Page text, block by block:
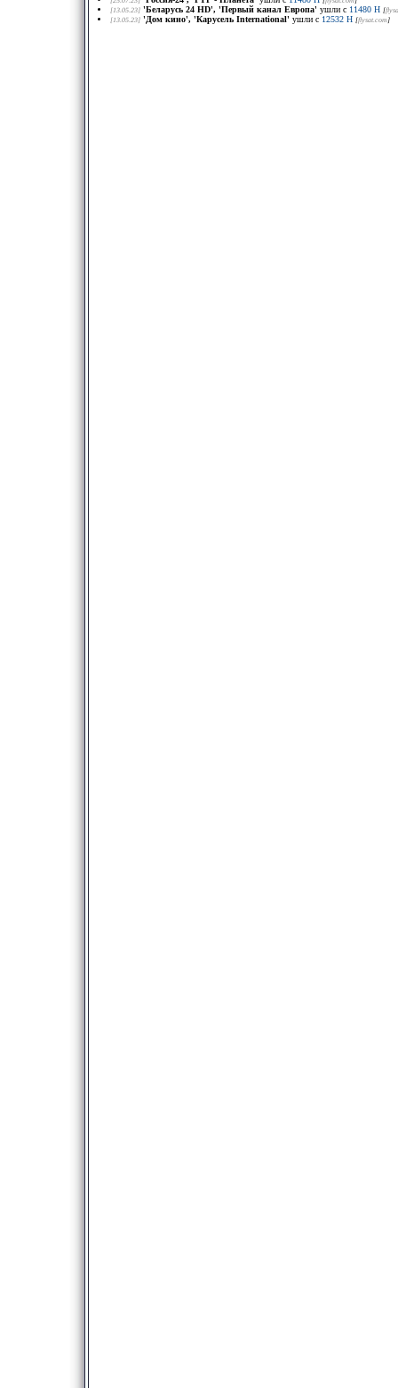
[13.05.23] 'Беларусь 24 HD', 'Первый канал Европа' ушли с 11480 H [
[13.05.23] 'Дом кино', 'Карусель International' ушли с 12532 H [flysat.com]